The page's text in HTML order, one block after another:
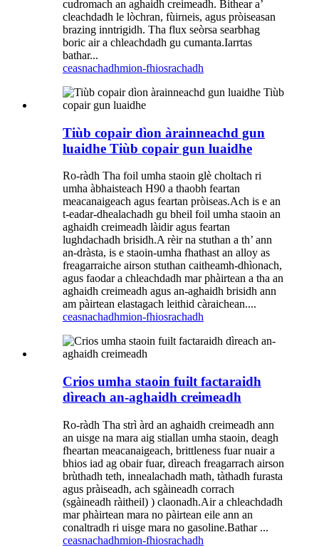
cudromach an aghaidh creimeadh. Bithear a’
cleachdadh le lòchran, fùirneis, agus pròiseasan
brazing inntrigidh. Tha flux seòrsa searbhag
boric air a chleachdadh gu cumanta.Iarrtas
bathar...
ceasnachadhmion-fhiosrachadh
Tiùb copair dìon àrainneachd gun
luaidhe Tiùb copair gun luaidhe
Ro-ràdh Tha foil umha staoin glè choltach ri
umha àbhaisteach H90 a thaobh feartan
meacanaigeach agus feartan pròiseas.Ach is e an
t-eadar-dhealachadh gu bheil foil umha staoin an
aghaidh creimeadh làidir agus feartan
lughdachadh brisidh.A rèir na stuthan a th’ ann
an-dràsta, is e staoin-umha fhathast an alloy as
freagarraiche airson stuthan caitheamh-dhìonach,
agus faodar a chleachdadh mar phàirtean a tha an
aghaidh creimeadh agus an-aghaidh brisidh ann
am pàirtean elastagach leithid càraichean....
ceasnachadhmion-fhiosrachadh
Crios umha staoin fuilt factaraidh
dìreach an-aghaidh creimeadh
Ro-ràdh Tha strì àrd an aghaidh creimeadh ann
an uisge na mara aig stiallan umha staoin, deagh
fheartan meacanaigeach, brittleness fuar nuair a
bhios iad ag obair fuar, dìreach freagarrach airson
brùthadh teth, innealachadh math, tàthadh furasta
agus pràiseadh, ach sgàineadh corrach
(sgàineadh ràitheil) ) claonadh.Air a chleachdadh
mar phàirtean mara no pàirtean eile ann an
conaltradh ri uisge mara no gasoline.Bathar ...
ceasnachadhmion-fhiosrachadh